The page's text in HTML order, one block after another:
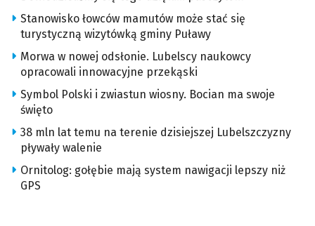
Stanowisko łowców mamutów może stać się
turystyczną wizytówką gminy Puławy
Morwa w nowej odsłonie. Lubelscy naukowcy
opracowali innowacyjne przekąski
Symbol Polski i zwiastun wiosny. Bocian ma swoje
święto
38 mln lat temu na terenie dzisiejszej Lubelszczyzny
pływały walenie
Ornitolog: gołębie mają system nawigacji lepszy niż
GPS